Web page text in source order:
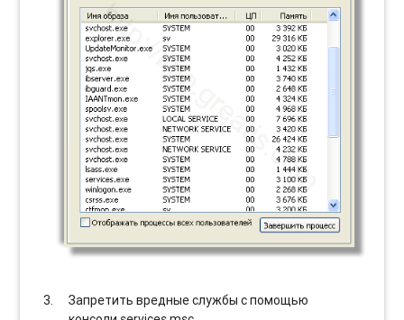
Запретить вредные службы с помощью